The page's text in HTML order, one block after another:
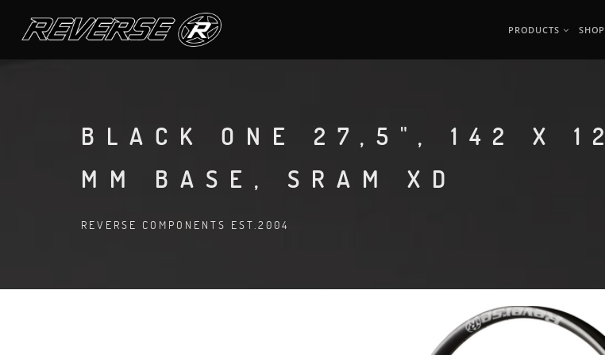
PRODUCTS SHOP
BLACK ONE 27,5", 142 X 12
MM BASE, SRAM XD
REVERSE COMPONENTS EST.2004